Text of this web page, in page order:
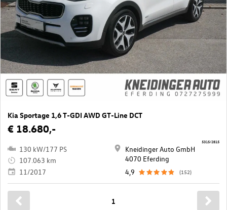
Kia Sportage 1,6 T-GDI AWD GT-Line DCT
€ 18.680,-
130 kW/177 PS
107.063 km
11/2017
Kneidinger Auto GmbH
4070 Eferding
4,9
(152)
5315/2815
1